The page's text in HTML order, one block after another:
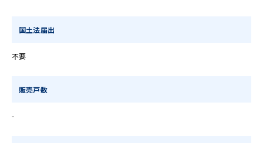
国土法届出
不要
販売戸数
-